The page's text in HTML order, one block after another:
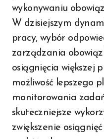
wykonywaniu
W dzisiejszym
pracy, wybór
zarządzania
osiągnięcia większej
możliwość lepszego
monitorowania
skuteczniejsze
zwiększenie